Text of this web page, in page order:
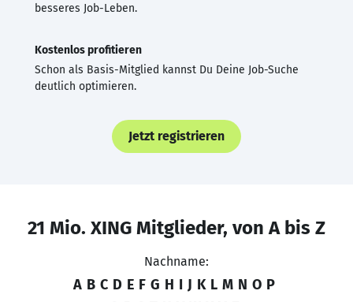
besseres Job-Leben.
Kostenlos profitieren
Schon als Basis-Mitglied kannst Du Deine Job-Suche
deutlich optimieren.
Jetzt registrieren
21 Mio. XING Mitglieder, von A bis Z
Nachname:
A B C D E F G H I J K L M N O P